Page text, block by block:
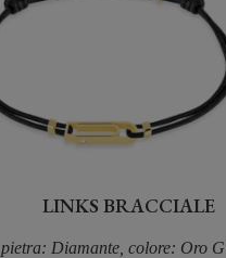
LINKS BRACCIALE
pietra: Diamante, colore: Oro